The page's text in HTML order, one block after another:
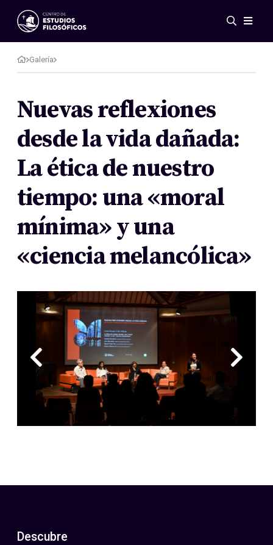
Eventos
Novedades
Investigación
Publicaciones
Galería
EN
Acerca de nosotros
Miembros
Reglamento
Galería
Nuevas reflexiones
desde la vida dañada:
La ética de nuestro
tiempo: una «moral
mínima» y una
«ciencia melancólica»
Descubre